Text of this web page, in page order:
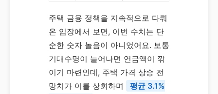
주택 금융 정책을 지속적으로 다뤄
온 입장에서 보면, 이번 수치는 단
순한 숫자 놀음이 아니었어요. 보통
기대수명이 늘어나면 연금액이 깎
이기 마련인데, 주택 가격 상승 전
망치가 이를 상회하며
평균 3.1%